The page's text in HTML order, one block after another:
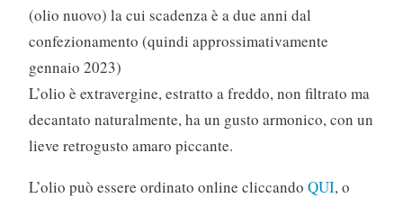
(olio nuovo) la cui scadenza è a due anni dal
confezionamento (quindi approssimativamente
gennaio 2023)
L’olio è extravergine, estratto a freddo, non filtrato ma
decantato naturalmente, ha un gusto armonico, con un
lieve retrogusto amaro piccante.
L’olio può essere ordinato online cliccando QUI, o